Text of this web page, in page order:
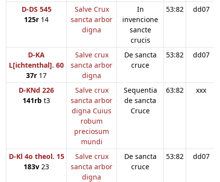
D-DS 545
125r 14
Salve Crux
sancta arbor
digna
In
invencione
sancte
crucis
53:82 dd07
D-KA
L[ichtenthal]. 60
37r 17
Salve crux
sancta arbor
digna
De sancta
cruce
53:82 dd07
D-KNd 226
141rb t3
Salve crux
sancta arbor
digna Cuius
robum
preciosum
mundi
Sequentia
de sancta
Cruce
63:82 xxx
D-Kl 4o theol. 15
183v 23
Salve crux
sancta arbor
digna
De sancta
cruce
53:82 dd07